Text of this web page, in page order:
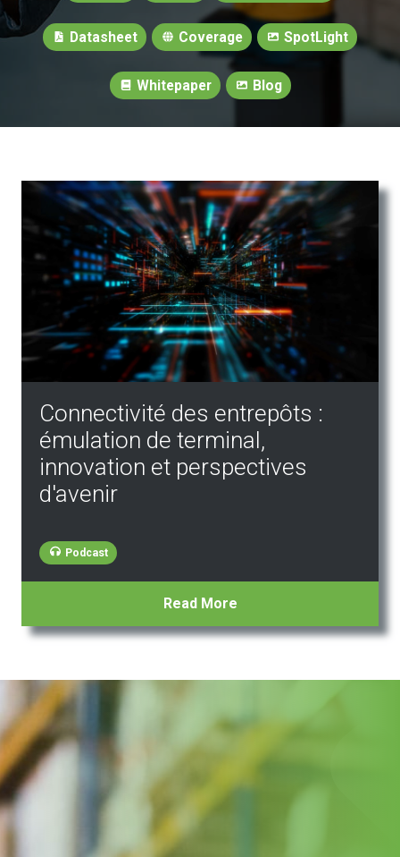
Datasheet Coverage SpotLight
Whitepaper Blog
Connectivité des entrepôts :
émulation de terminal,
innovation et perspectives
d'avenir
Podcast
Read More